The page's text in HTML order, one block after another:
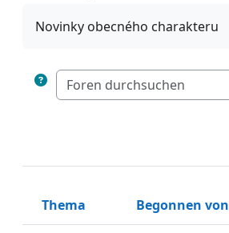
Novinky obecného charakteru
Status
Thema Begonnen von